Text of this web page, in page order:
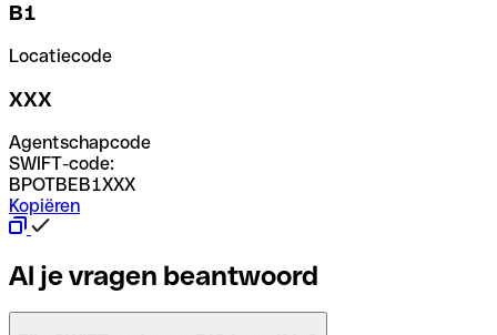
B1
Locatiecode
XXX
Agentschapcode
SWIFT-code:
BPOTBEB1XXX
Kopiëren
Al je vragen beantwoord